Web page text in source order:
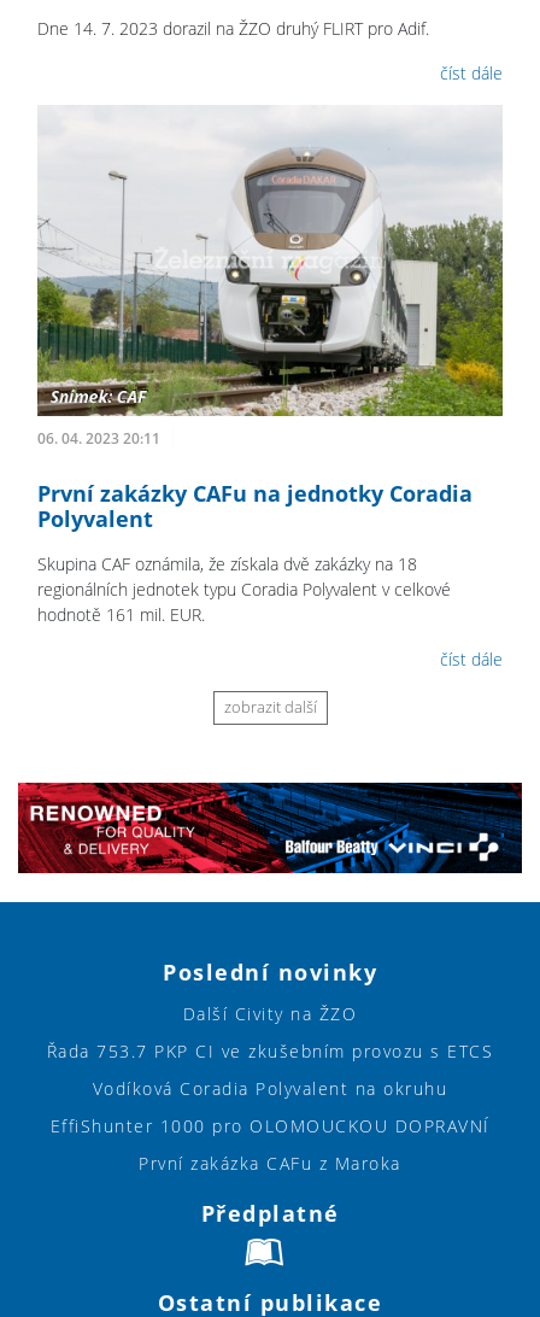
Dne 14. 7. 2023 dorazil na ŽZO druhý FLIRT pro Adif.
číst dále
06. 04. 2023 20:11
První zakázky CAFu na jednotky Coradia
Polyvalent
Skupina CAF oznámila, že získala dvě zakázky na 18
regionálních jednotek typu Coradia Polyvalent v celkové
hodnotě 161 mil. EUR.
číst dále
zobrazit další
Poslední novinky
Další Civity na ŽZO
Řada 753.7 PKP CI ve zkušebním provozu s ETCS
Vodíková Coradia Polyvalent na okruhu
EffiShunter 1000 pro OLOMOUCKOU DOPRAVNÍ
První zakázka CAFu z Maroka
Předplatné
Ostatní publikace